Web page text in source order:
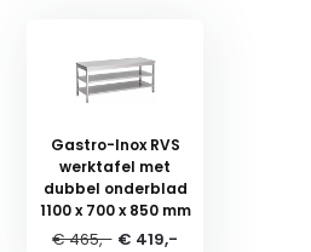
Gastro-Inox RVS
werktafel met
dubbel onderblad
1100 x 700 x 850 mm
€ 465,- € 419,-